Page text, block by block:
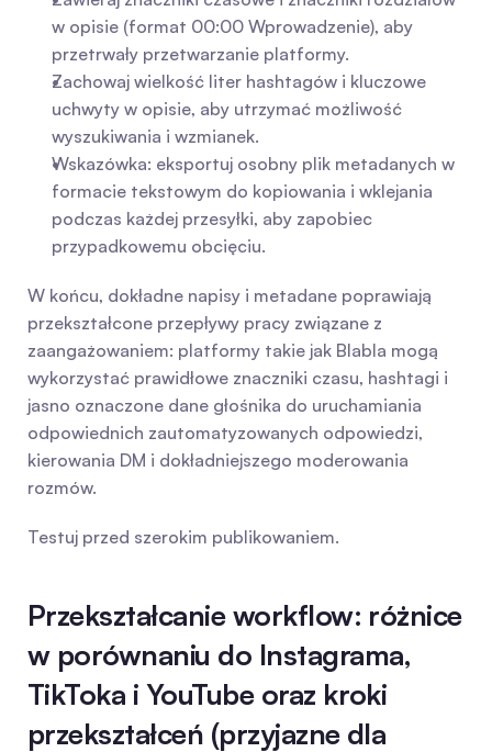
w opisie (format 00:00 Wprowadzenie), aby
przetrwały przetwarzanie platformy.
Zachowaj wielkość liter hashtagów i kluczowe
uchwyty w opisie, aby utrzymać możliwość
wyszukiwania i wzmianek.
Wskazówka: eksportuj osobny plik metadanych w
formacie tekstowym do kopiowania i wklejania
podczas każdej przesyłki, aby zapobiec
przypadkowemu obcięciu.
W końcu, dokładne napisy i metadane poprawiają
przekształcone przepływy pracy związane z
zaangażowaniem: platformy takie jak Blabla mogą
wykorzystać prawidłowe znaczniki czasu, hashtagi i
jasno oznaczone dane głośnika do uruchamiania
odpowiednich zautomatyzowanych odpowiedzi,
kierowania DM i dokładniejszego moderowania
rozmów.
Testuj przed szerokim publikowaniem.
Przekształcanie workflow: różnice
w porównaniu do Instagrama,
TikToka i YouTube oraz kroki
przekształceń (przyjazne dla